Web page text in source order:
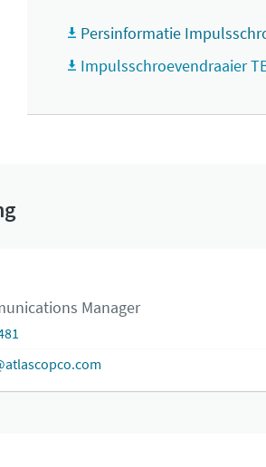
Persinformatie
Impulsschroevendraaier
Manager